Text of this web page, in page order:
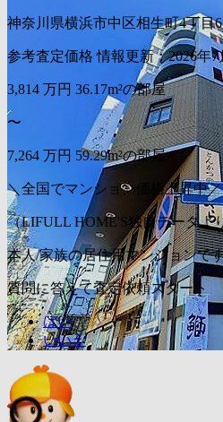
神奈川県横浜市中区相生町4丁目
参考査定価格 情報更新：2026年7
3,814 万円 36.17m²の部屋
〜
7,264 万円 59.29m²の部屋
＼全国でマンション価格上昇中／
（LIFULL HOME'S独自データよ
本人/家族の居住用マンションで
質問に答えて査定依頼スタート
はい
いいえ